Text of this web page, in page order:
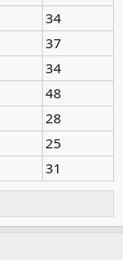
34
37
34
48
28
25
31